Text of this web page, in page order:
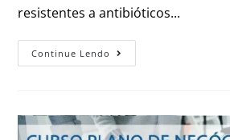
resistentes a antibióticos...
Continue Lendo